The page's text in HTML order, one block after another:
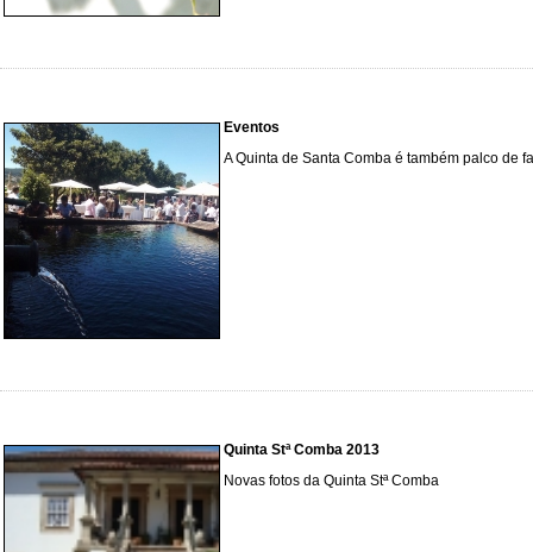
Eventos
A Quinta de Santa Comba é também palco de
Quinta Stª Comba 2013
Novas fotos da Quinta Stª Comba